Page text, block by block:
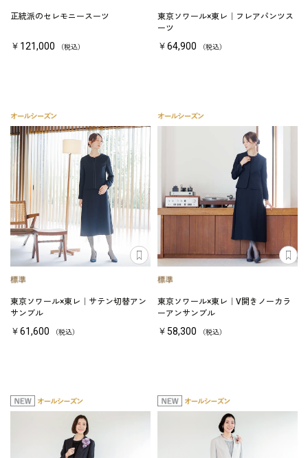
正統派のセレモニースーツ
￥121,000 （税込）
東京ソワール×東レ｜フレアパンツス
ーツ
￥64,900 （税込）
東京ソワール×東レ｜サテン切替アン
サンブル
￥61,600 （税込）
東京ソワール×東レ｜V開きノーカラ
ーアンサンブル
￥58,300 （税込）